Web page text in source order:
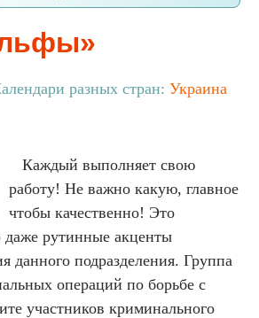
разных стран: Украина
Каждый выполняет свою
работу! Не важно какую, главное
чтобы качественно! Это
даже рутинные акценты
данного подразделения. Группа
операций по борьбе с
участников криминального